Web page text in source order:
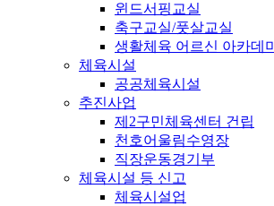
윈드서핑교실
축구교실/풋살교실
생활체육 어르신 아카데미
체육시설
공공체육시설
추진사업
제2구민체육센터 건립
천호어울림수영장
직장운동경기부
체육시설 등 신고
체육시설업